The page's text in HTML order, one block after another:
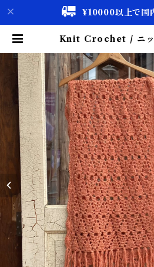
¥10000以上で国
Knit Crochet / ニッ
仙台 biscco【古着
販】